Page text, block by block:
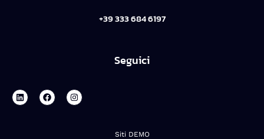
+39 333 684 6197
Seguici
Siti DEMO